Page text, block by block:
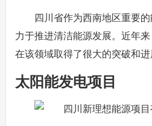
四川省作为西南地区重要
力于推进清洁能源发展。近年
在该领域取得了很大的突破和进
太阳能发电项目